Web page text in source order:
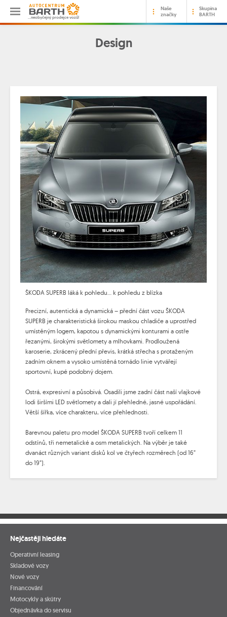
…neobyčejný prodejce vozů!
Naše
značky
Skupina
BARTH
Design
ŠKODA SUPERB láká k pohledu... k pohledu z blízka
Precizní, autentická a dynamická – přední část vozu ŠKODA
SUPERB je charakteristická širokou maskou chladiče a uprostřed
umístěným logem, kapotou s dynamickými konturami a ostře
řezanými, širokými světlomety a mlhovkami. Prodloužená
karoserie, zkrácený přední převis, krátká střecha s protaženým
zadním oknem a vysoko umístěná tornádo linie vytvářejí
sportovní, kupé podobný dojem.
Ostrá, expresivní a působivá. Osadili jsme zadní část naší vlajkové
lodi širšími LED světlomety a dali jí přehledné, jasné uspořádání.
Větší šířka, více charakteru, více přehlednosti.
Barevnou paletu pro model ŠKODA SUPERB tvoří celkem 11
odstínů, tři nemetalické a osm metalických. Na výběr je také
dvanáct různých variant disků kol ve čtyřech rozměrech (od 16”
do 19”).
Nejčastěji hledáte
Operativní leasing
Skladové vozy
Nové vozy
Financování
Motocykly a skútry
Objednávka do servisu